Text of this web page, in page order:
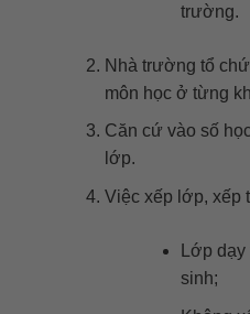
trường.
Nhà trường tổ
môn học ở từng
Căn cứ vào số
lớp.
Việc xếp lớp, xếp
Lớp
sinh;